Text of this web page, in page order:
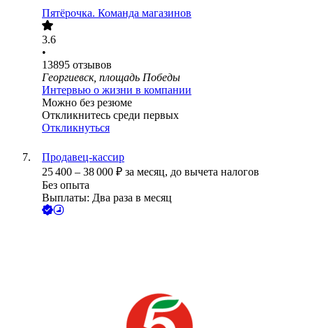
Пятёрочка. Команда магазинов
3.6
•
13895 отзывов
Георгиевск, площадь Победы
Интервью о жизни в компании
Можно без резюме
Откликнитесь среди первых
Откликнуться
Продавец-кассир
25 400 – 38 000 ₽ за месяц, до вычета налогов
Без опыта
Выплаты: Два раза в месяц